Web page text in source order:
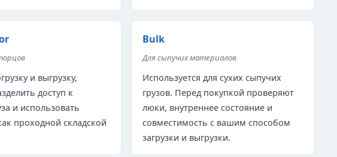
и выгрузку,
доступ к
и использовать
проходной складской
Bulk
Для сыпучих материалов
Используется для сухих сыпучих
грузов. Перед покупкой проверяют
люки, внутреннее состояние и
совместимость с вашим способом
загрузки и выгрузки.